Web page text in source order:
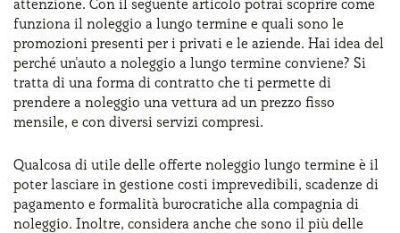
La nostra storia
Lavora con noi
COME FUNZIONA
PERCHÉ CONVIENE
SCEGLI UN PAESE
Serve assistenza? 800595799
attenzione. Con il seguente articolo potrai scoprire come
funziona il noleggio a lungo termine e quali sono le
promozioni presenti per i privati e le aziende. Hai idea del
perché un'auto a noleggio a lungo termine conviene? Si
tratta di una forma di contratto che ti permette di
prendere a noleggio una vettura ad un prezzo fisso
mensile, e con diversi servizi compresi.
Qualcosa di utile delle offerte noleggio lungo termine è il
poter lasciare in gestione costi imprevedibili, scadenze di
pagamento e formalità burocratiche alla compagnia di
noleggio. Inoltre, considera anche che sono il più delle